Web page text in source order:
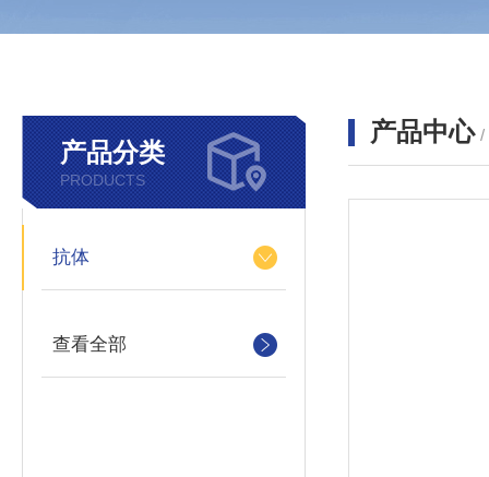
产品分类
PRODUCTS
抗体
查看全部
产品中心 /